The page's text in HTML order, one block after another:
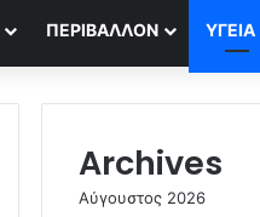
ΠΕΡΙΒΆΛΛΟΝ ΥΓΕΊΑ
Archives
Αύγουστος 2026